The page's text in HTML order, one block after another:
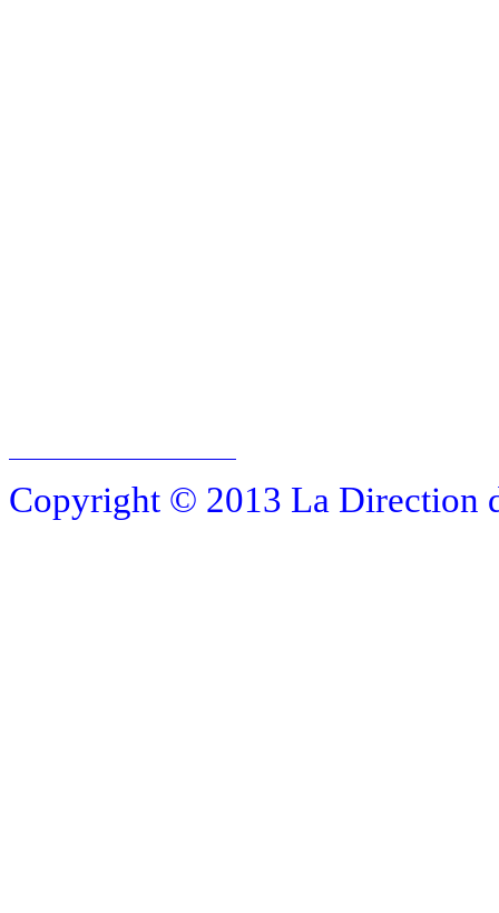
Copyright © 2013 La Direction